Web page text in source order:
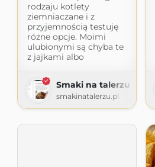
rodzaju kotlety
ziemniaczane i z
przyjemnością testuję
różne opcje. Moimi
ulubionymi są chyba te
z jajkami albo
Smaki na talerzu
smakinatalerzu.pl